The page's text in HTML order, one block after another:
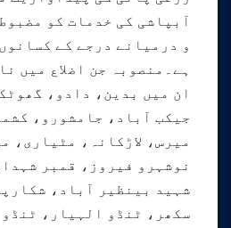
آبپاشی کی خدمات کو
و درمیانے درجے کے
ہے۔منصوبہ جن اضلاع میں
ان میں بدین، دادو،
جیکب آباد، جامشورو،
میرس، لاڑکانہ، مٹیاری،
نوشہرو فیروز، قمبر
شہید بینظیر آباد،
سکھر، ٹنڈو الہیار، ٹنڈو